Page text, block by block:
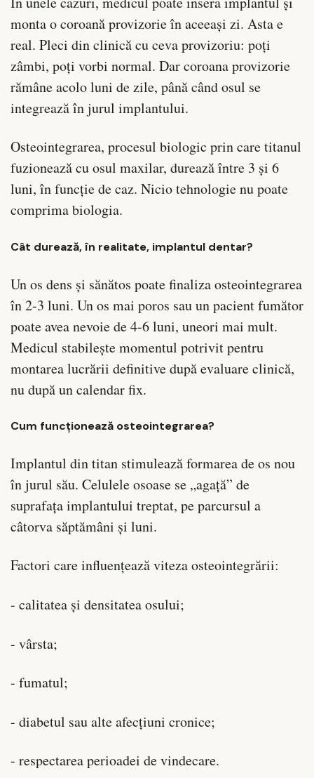
monta o coroană provizorie în aceeași zi. Asta e
real. Pleci din clinică cu ceva provizoriu: poți
zâmbi, poți vorbi normal. Dar coroana provizorie
rămâne acolo luni de zile, până când osul se
integrează în jurul implantului.
Osteointegrarea, procesul biologic prin care titanul
fuzionează cu osul maxilar, durează între 3 și 6
luni, în funcție de caz. Nicio tehnologie nu poate
comprima biologia.
Cât durează, în realitate, implantul dentar?
Un os dens și sănătos poate finaliza osteointegrarea
în 2-3 luni. Un os mai poros sau un pacient fumător
poate avea nevoie de 4-6 luni, uneori mai mult.
Medicul stabilește momentul potrivit pentru
montarea lucrării definitive după evaluare clinică,
nu după un calendar fix.
Cum funcționează osteointegrarea?
Implantul din titan stimulează formarea de os nou
în jurul său. Celulele osoase se „agață” de
suprafața implantului treptat, pe parcursul a
câtorva săptămâni și luni.
Factori care influențează viteza osteointegrării:
- calitatea și densitatea osului;
- vârsta;
- fumatul;
- diabetul sau alte afecțiuni cronice;
- respectarea perioadei de vindecare.